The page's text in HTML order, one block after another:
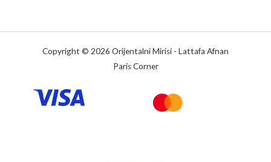
Copyright © 2026 Orijentalni Mirisi - Lattafa Afnan
Paris Corner